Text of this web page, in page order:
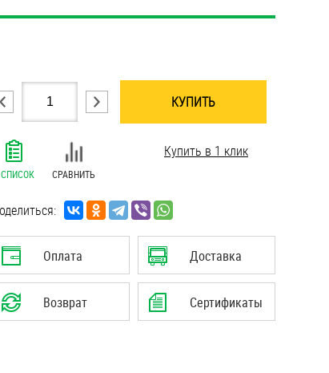
КУПИТЬ
СРАВНИТЬ
Купить в 1 клик
Оплата Доставка
Возврат Сертификаты